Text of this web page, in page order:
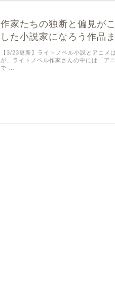
作家たちの独断と偏見が
した小説家になろう作品
【3/23更新】ライトノベル小説とアニメ
が、ライトノベル作家さんの中には「ア
で …